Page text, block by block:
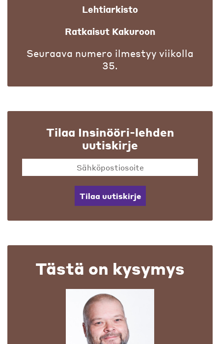
Lehtiarkisto
Ratkaisut Kakuroon
Seuraava numero ilmestyy viikolla
35.
Tilaa Insinööri-lehden
uutiskirje
Tilaa uutiskirje
Tästä on kysymys